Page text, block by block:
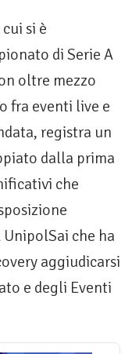
si è
di Serie A
oltre mezzo
fra eventi live e
registra un
dalla prima
che
che ha
aggiudicarsi
e degli Eventi